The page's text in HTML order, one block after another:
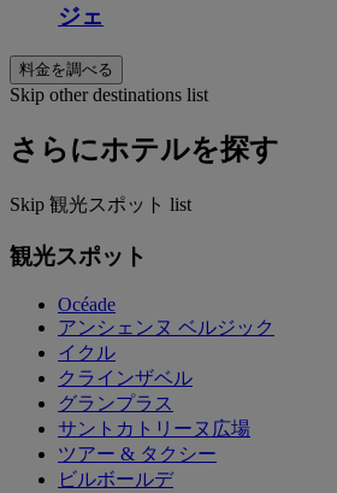
ジェ
料金を調べる
Skip other destinations list
さらにホテルを探す
Skip 観光スポット list
観光スポット
Océade
アンシェンヌ ベルジック
イクル
クラインザベル
グランプラス
サントカトリーヌ広場
ツアー & タクシー
ビルボールデ